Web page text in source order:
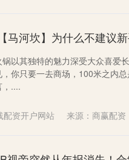
以其独特的魅力深受大众喜爱
你只要一去商场，100米之内
....
来源：商赢配资
配资开户网站